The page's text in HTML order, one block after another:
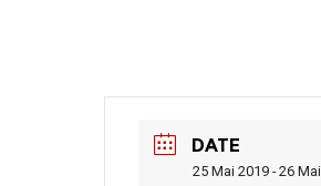
DATE
25 Mai 2019 - 26 Mai